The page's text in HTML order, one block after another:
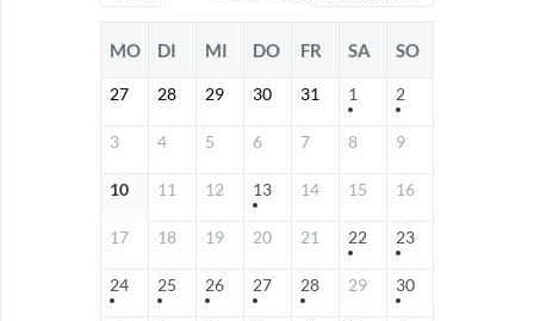
MO DI MI DO FR SA SO
27 28 29 30 31 1 2
3 4 5 6 7 8 9
10 11 12 13 14 15 16
17 18 19 20 21 22 23
24 25 26 27 28 29 30